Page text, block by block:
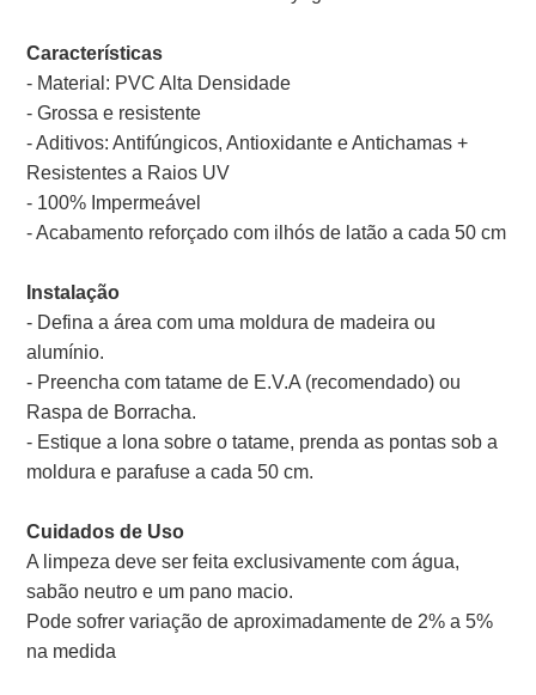
Características
- Material: PVC Alta Densidade
- Grossa e resistente
- Aditivos: Antifúngicos, Antioxidante e Antichamas +
Resistentes a Raios UV
- 100% Impermeável
- Acabamento reforçado com ilhós de latão a cada 50 cm
Instalação
- Defina a área com uma moldura de madeira ou
alumínio.
- Preencha com tatame de E.V.A (recomendado) ou
Raspa de Borracha.
- Estique a lona sobre o tatame, prenda as pontas sob a
moldura e parafuse a cada 50 cm.
Cuidados de Uso
A limpeza deve ser feita exclusivamente com água,
sabão neutro e um pano macio.
Pode sofrer variação de aproximadamente de 2% a 5%
na medida